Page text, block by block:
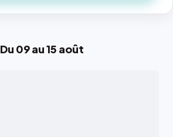
Du 09 au 15 août